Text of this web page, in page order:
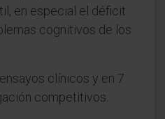
en especial el déficit
cognitivos de los
clínicos y en 7
competitivos.